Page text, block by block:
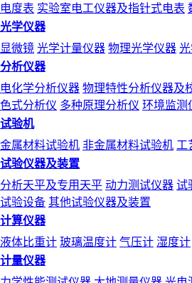
电度表 实验室电工仪器及指针式电表
光学仪器
显微镜 光学计量仪器 物理光学仪器
分析仪器
电化学分析仪器 物理特性分析仪器及
色式分析仪 多种原理分析仪 环境监测
试验机
金属材料试验机 非金属材料试验机 工
试验仪器及装置
分析天平及专用天平 动力测试仪器 试
试验设备 其他试验仪器及装置
计算仪器
液体比重计 玻璃温度计 气压计 湿度计
计量仪器